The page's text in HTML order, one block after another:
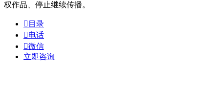
权作品、停止继续传播。
 目录
电话
微信
立即咨询